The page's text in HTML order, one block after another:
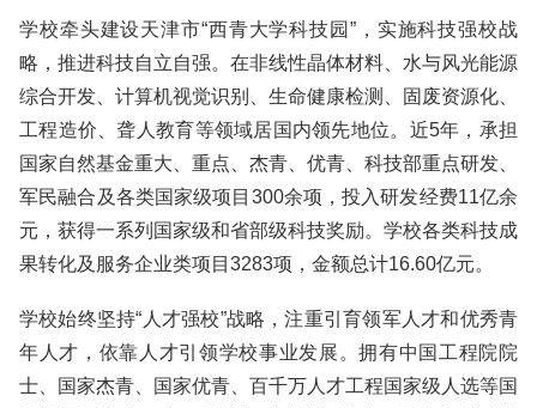
学校牵头建设天津市“西青大学科技园”，实施科技强校战
略，推进科技自立自强。在非线性晶体材料、水与风光能源
综合开发、计算机视觉识别、生命健康检测、固废资源化、
工程造价、聋人教育等领域居国内领先地位。近5年，承担
国家自然基金重大、重点、杰青、优青、科技部重点研发、
军民融合及各类国家级项目300余项，投入研发经费11亿余
元，获得一系列国家级和省部级科技奖励。学校各类科技成
果转化及服务企业类项目3283项，金额总计16.60亿元。
学校始终坚持“人才强校”战略，注重引育领军人才和优秀青
年人才，依靠人才引领学校事业发展。拥有中国工程院院
士、国家杰青、国家优青、百千万人才工程国家级人选等国